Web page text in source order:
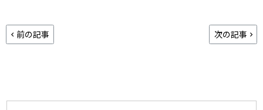
前の記事 次の記事